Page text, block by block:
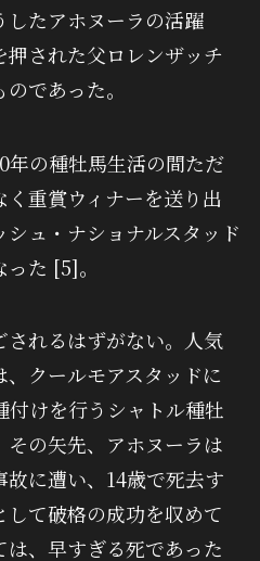
たアホヌーラの活躍
された父ロレンザッチ
であった。
年の種牡馬生活の間ただ
重賞ウィナーを送り出
シュ・ナショナルスタッド
た [5]。
されるはずがない。人気
クールモアスタッドに
けを行うシャトル種牡
の矢先、アホヌーラは
に遭い、14歳で死去す
て破格の成功を収めて
、早すぎる死であった